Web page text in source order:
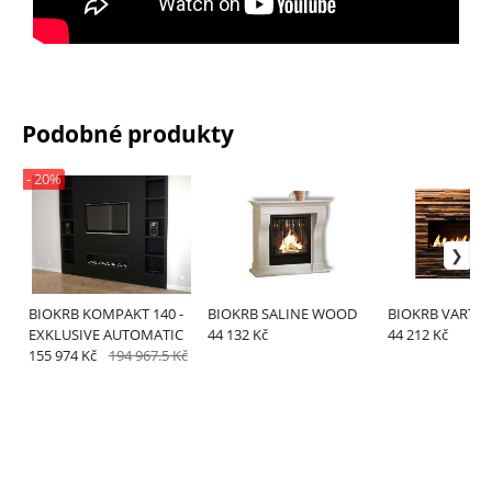
Podobné produkty
BIOKRB KOMPAKT 140 -
EXKLUSIVE AUTOMATIC
- 20%
155 974 Kč 194 967.5 Kč
BIOKRB SALINE WOOD
44 132 Kč
BIOKRB
44 212 Kč